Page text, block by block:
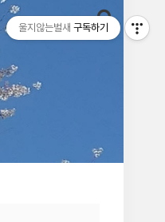
울지않는벌새 구독하기